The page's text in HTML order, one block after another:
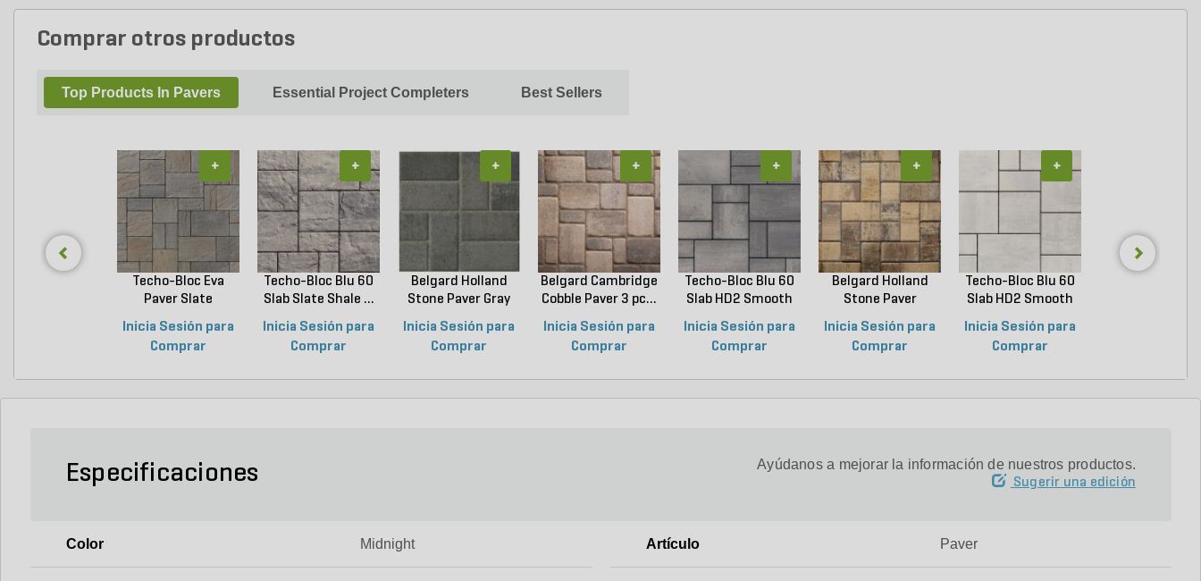
Comprar otros productos
Top Products In Pavers Essential Project Completers Best Sellers
Techo-Bloc Eva
Paver Slate
Inicia Sesión para
Comprar
+
Techo-Bloc Blu 60
Slab Slate Shale ...
Inicia Sesión para
Comprar
+
Belgard Holland
Stone Paver Gray
Inicia Sesión para
Comprar
+
Belgard Cambridge
Cobble Paver 3 pc...
Inicia Sesión para
Comprar
+
Techo-Bloc Blu 60
Slab HD2 Smooth
Inicia Sesión para
Comprar
+
Belgard Holland
Stone Paver
Inicia Sesión para
Comprar
+
Techo-Bloc Blu 60
Slab HD2 Smooth
Inicia Sesión para
Comprar
+
Especificaciones Ayúdanos a mejorar la información de nuestros productos.
Sugerir una edición
Color Midnight Artículo Paver